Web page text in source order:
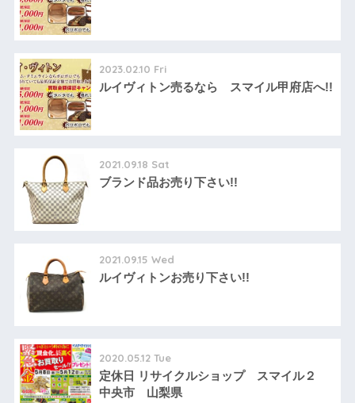
2023.02.10 Fri
ルイヴィトン売るなら スマイル甲府店へ!!
2021.09.18 Sat
ブランド品お売り下さい!!
2021.09.15 Wed
ルイヴィトンお売り下さい!!
2020.05.12 Tue
定休日 リサイクルショップ スマイル２
中央市 山梨県